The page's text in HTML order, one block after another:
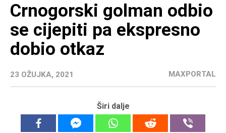
Crnogorski golman odbio
se cijepiti pa ekspresno
dobio otkaz
23 OŽUJKA, 2021 MAXPORTAL
Širi dalje